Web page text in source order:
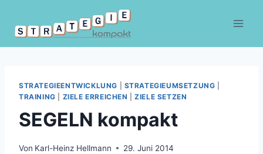
Inhalt
springen
STRATEGIEENTWICKLUNG STRATEGIEUMSETZUNG
TRAINING
ZIELE ERREICHEN |ZIELE SETZEN
SEGELN kompakt
Von Karl-Heinz Hellmann 29. Juni 2014